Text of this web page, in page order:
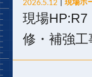
2026.5.12 現場ホ
現場HP:R7
修・補強工